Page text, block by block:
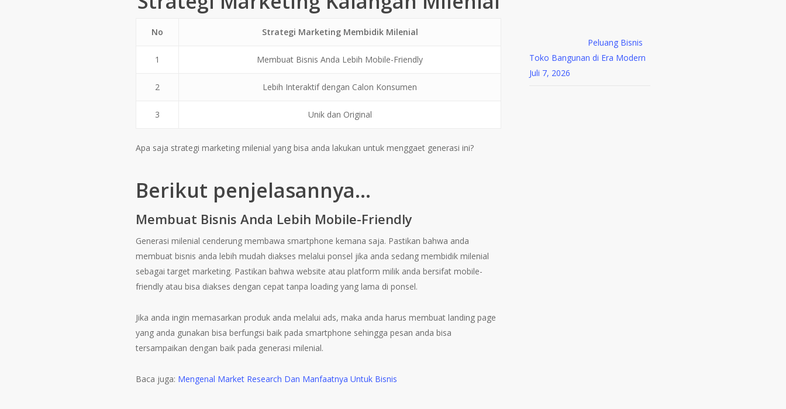
No Strategi Marketing Membidik Milenial
1 Membuat Bisnis Anda Lebih Mobile-Friendly
2 Lebih Interaktif dengan Calon Konsumen
3 Unik dan Original
Apa saja strategi marketing milenial yang bisa anda lakukan untuk menggaet generasi ini?
Berikut penjelasannya…
Membuat Bisnis Anda Lebih Mobile-Friendly
Generasi milenial cenderung membawa smartphone kemana saja. Pastikan bahwa anda
membuat bisnis anda lebih mudah diakses melalui ponsel jika anda sedang membidik milenial
sebagai target marketing. Pastikan bahwa website atau platform milik anda bersifat mobile-
friendly atau bisa diakses dengan cepat tanpa loading yang lama di ponsel.
Jika anda ingin memasarkan produk anda melalui ads, maka anda harus membuat landing page
yang anda gunakan bisa berfungsi baik pada smartphone sehingga pesan anda bisa
tersampaikan dengan baik pada generasi milenial.
Baca juga: Mengenal Market Research Dan Manfaatnya Untuk Bisnis
Peluang Bisnis
Toko Bangunan di Era Modern
Juli 7, 2026